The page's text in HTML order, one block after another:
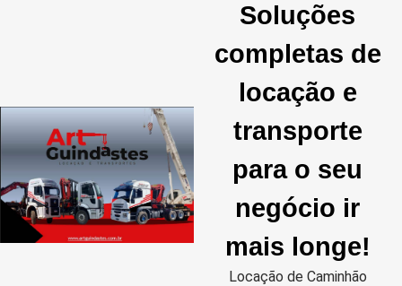
Soluções
completas de
locação e
transporte
para o seu
negócio ir
mais longe!
Locação de Caminhão